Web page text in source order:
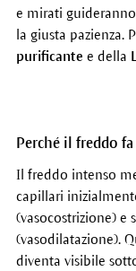
e mirati
la giusta pazienza.
purificante e della
Perché il freddo
Il freddo intenso
capillari
(vasocostrizione) e
(vasodilatazione).
diventa visibile